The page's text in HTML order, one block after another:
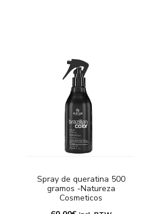
Spray de queratina 500
gramos -Natureza
Cosmeticos